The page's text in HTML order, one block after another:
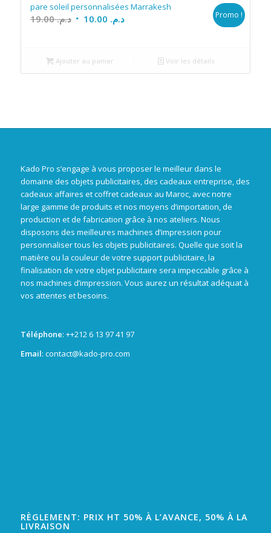
pare soleil personnalisées Marrakesh
د.م.19.00
Le
était :
د.م. 19.00.
د.م.Le
د.م. 10.00.
Promo !
Ajouter au panier Voir les détails
Kado Pro s’engage à vous proposer le meilleur dans le
domaine des objets publicitaires, des cadeaux entreprise, des
cadeaux affaires et coffret cadeaux au Maroc, avec notre
large gamme de produits et nos moyens d’importation, de
production et de fabrication grâce à nos ateliers. Nous
disposons des meilleures machines d’impression pour
personnaliser tous les objets publicitaires. Quelle que soit la
matière ou la couleur de votre support publicitaire, la
finalisation de votre objet publicitaire sera impeccable grâce à
nos machines d’impression. Vous aurez un résultat adéquat à
vos attentes et besoins.
Téléphone: ++212 6 13 97 41 97
Email: contact@kado-pro.com
RÈGLEMENT: PRIX HT 50% À L’AVANCE, 50% À LA
LIVRAISON